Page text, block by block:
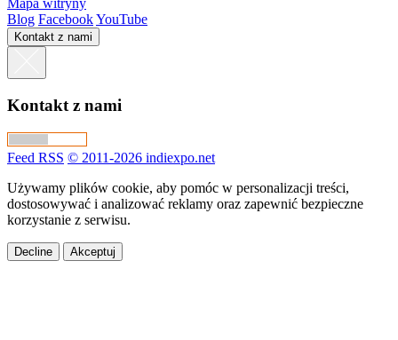
Mapa witryny
Blog FacebookYouTube
Kontakt z nami
Kontakt z nami
Feed RSS © 2011-2026 indiexpo.net
Używamy plików cookie, aby pomóc w personalizacji treści,
dostosowywać i analizować reklamy oraz zapewnić bezpieczne
korzystanie z serwisu.
Decline Akceptuj